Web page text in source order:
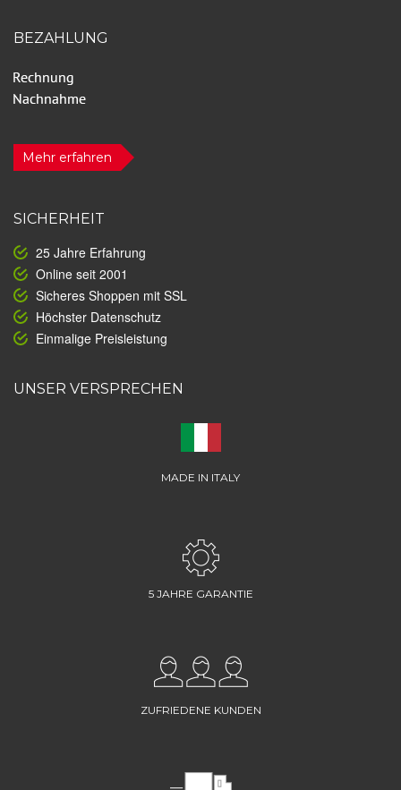
BEZAHLUNG
Mehr erfahren
SICHERHEIT
25 Jahre Erfahrung
Online seit 2001
Sicheres Shoppen mit SSL
Höchster Datenschutz
Einmalige Preisleistung
UNSER VERSPRECHEN
MADE IN ITALY
5 JAHRE GARANTIE
ZUFRIEDENE KUNDEN